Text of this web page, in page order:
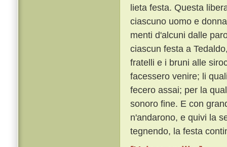
lieta festa. Questa
ciascuno uomo e
menti d'alcuni dalle
ciascun festa a
fratelli e i bruni alle
facessero venire; li
fecero assai; per la
sonoro fine. E con
n'andarono, e quivi la
tegnendo, la festa